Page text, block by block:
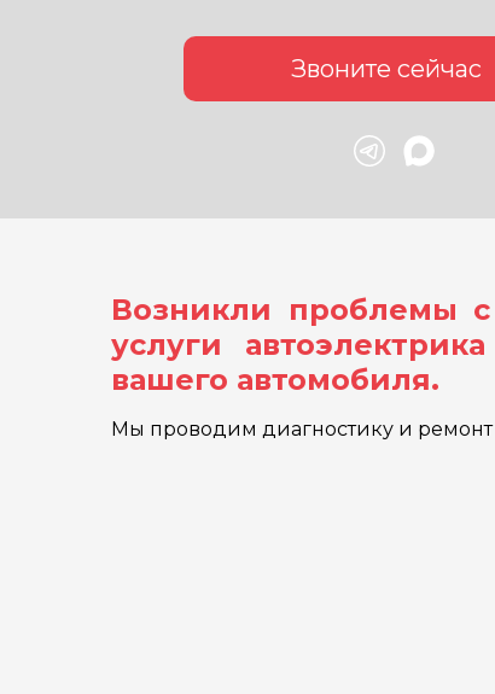
Звоните сейчас
Возникли проблемы
услуги
вашего автомобиля.
Мы проводим диагностику и ремонт